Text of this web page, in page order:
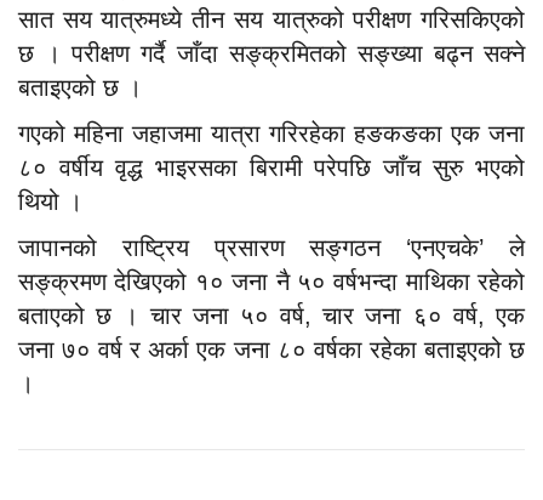
सात सय यात्रुमध्ये तीन सय यात्रुको परीक्षण गरिसकिएको
छ । परीक्षण गर्दै जाँदा सङ्क्रमितको सङ्ख्या बढ्न सक्ने
बताइएको छ ।
गएको महिना जहाजमा यात्रा गरिरहेका हङकङका एक जना
८० वर्षीय वृद्ध भाइरसका बिरामी परेपछि जाँच सुरु भएको
थियो ।
जापानको राष्ट्रिय प्रसारण सङ्गठन ‘एनएचके’ ले
सङ्क्रमण देखिएको १० जना नै ५० वर्षभन्दा माथिका रहेको
बताएको छ । चार जना ५० वर्ष, चार जना ६० वर्ष, एक
जना ७० वर्ष र अर्का एक जना ८० वर्षका रहेका बताइएको छ
।